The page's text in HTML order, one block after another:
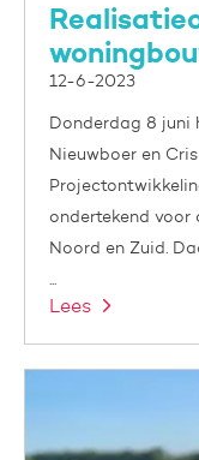
12-6-2023
Donderdag 8 juni
Nieuwboer en
ondertekend voor
Noord en Zuid.
...
Lees